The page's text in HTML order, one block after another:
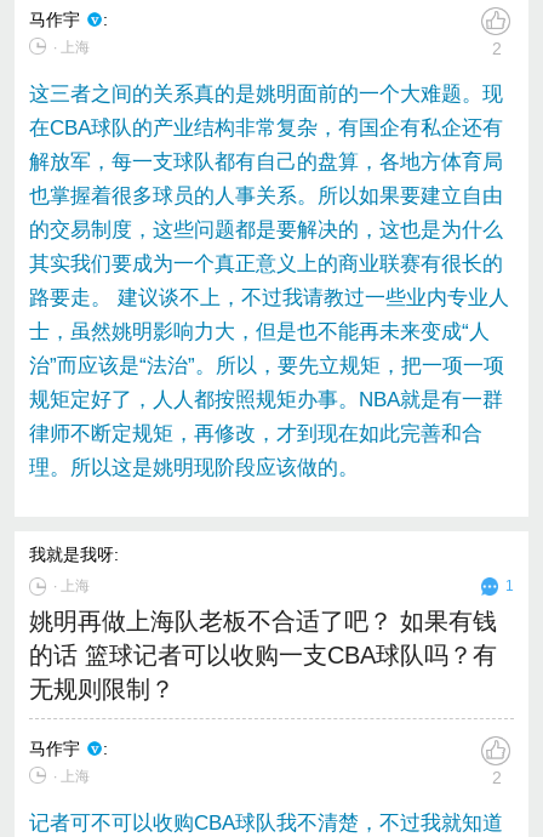
马作宇 :
∙ 上海 2
这三者之间的关系真的是姚明面前的一个大难题。现
在CBA球队的产业结构非常复杂，有国企有私企还有
解放军，每一支球队都有自己的盘算，各地方体育局
也掌握着很多球员的人事关系。所以如果要建立自由
的交易制度，这些问题都是要解决的，这也是为什么
其实我们要成为一个真正意义上的商业联赛有很长的
路要走。 建议谈不上，不过我请教过一些业内专业人
士，虽然姚明影响力大，但是也不能再未来变成“人
治”而应该是“法治”。所以，要先立规矩，把一项一项
规矩定好了，人人都按照规矩办事。NBA就是有一群
律师不断定规矩，再修改，才到现在如此完善和合
理。所以这是姚明现阶段应该做的。
我就是我呀:
∙ 上海 1
姚明再做上海队老板不合适了吧？ 如果有钱
的话 篮球记者可以收购一支CBA球队吗？有
无规则限制？
马作宇 :
∙ 上海 2
记者可不可以收购CBA球队我不清楚，不过我就知道